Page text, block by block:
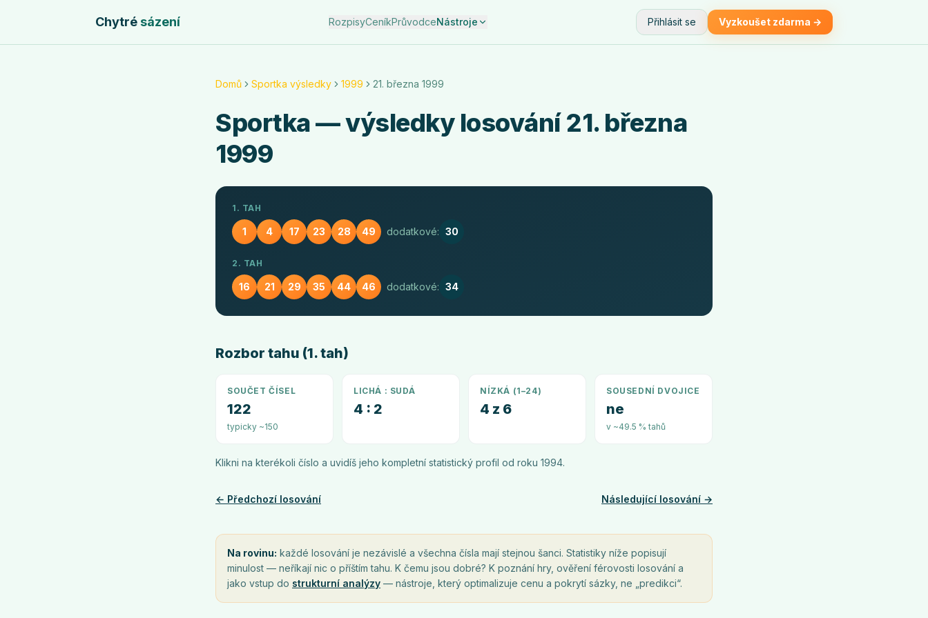
Chytrésázení RozpisyCeníkPrůvodceNástroje Přihlásit se Vyzkoušet zdarma →
Domů Sportka výsledky 1999 21. března 1999
Sportka— výsledky losování21. března
1999
1. TAH
1 4 17 23 28 49 dodatkové: 30
2. TAH
16 21 29 35 44 46 dodatkové: 34
Rozbor tahu (1. tah)
SOUČET ČÍSEL
122
typicky ~150
LICHÁ : SUDÁ
4 : 2
NÍZKÁ (1–24)
4 z 6
SOUSEDNÍ DVOJICE
ne
v ~49.5 % tahů
Klikni na kterékoli číslo a uvidíš jeho kompletní statistický profil od roku 1994.
← Předchozí losování Následující losování →
Na rovinu: každé losování je nezávislé a všechna čísla mají stejnou šanci. Statistiky níže popisují
minulost — neříkají nic o příštím tahu. K čemu jsou dobré? K poznání hry, ověření férovosti losování a
jako vstup do strukturní analýzy — nástroje, který optimalizuje cenu a pokrytí sázky, ne „predikci“.